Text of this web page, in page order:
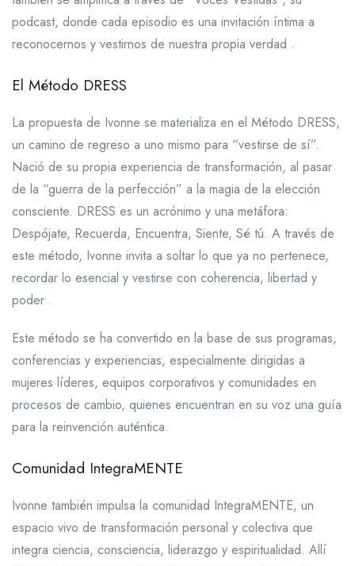
podcast, donde cada episodio es una invitación íntima a
reconocernos y vestirnos de nuestra propia verdad .
El Método DRESS
La propuesta de Ivonne se materializa en el Método DRESS,
un camino de regreso a uno mismo para “vestirse de sí”.
Nació de su propia experiencia de transformación, al pasar
de la “guerra de la perfección” a la magia de la elección
consciente. DRESS es un acrónimo y una metáfora:
Despójate, Recuerda, Encuentra, Siente, Sé tú. A través de
este método, Ivonne invita a soltar lo que ya no pertenece,
recordar lo esencial y vestirse con coherencia, libertad y
poder .
Este método se ha convertido en la base de sus programas,
conferencias y experiencias, especialmente dirigidas a
mujeres líderes, equipos corporativos y comunidades en
procesos de cambio, quienes encuentran en su voz una guía
para la reinvención auténtica.
Comunidad IntegraMENTE
Ivonne también impulsa la comunidad IntegraMENTE, un
espacio vivo de transformación personal y colectiva que
integra ciencia, consciencia, liderazgo y espiritualidad. Allí